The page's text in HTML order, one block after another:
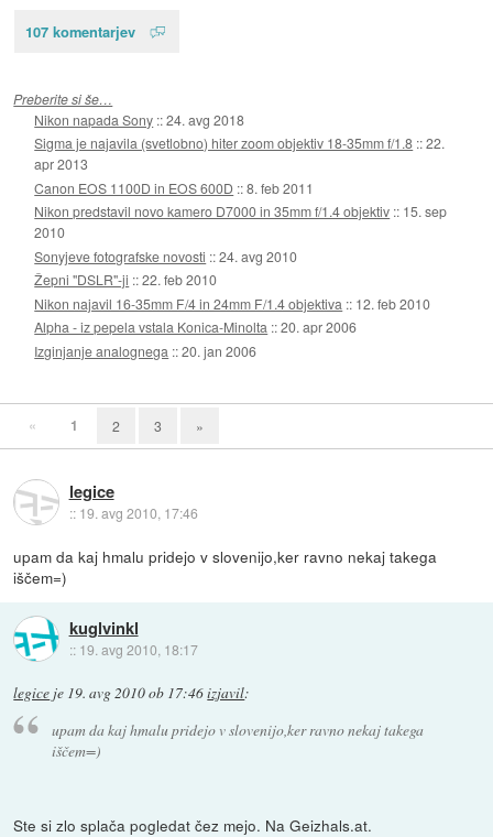
107 komentarjev
Preberite si še…
Nikon napada Sony ::24. avg 2018
Sigma je najavila (svetlobno) hiter zoom objektiv 18-35mm f/1.8 ::22.
apr 2013
Canon EOS 1100D in EOS 600D ::8. feb 2011
Nikon predstavil novo kamero D7000 in 35mm f/1.4 objektiv :: 15. sep
2010
Sonyjeve fotografske novosti ::24. avg 2010
Žepni "DSLR"-ji ::22. feb 2010
Nikon najavil 16-35mm F/4 in 24mm F/1.4 objektiva :: 12. feb 2010
Alpha - iz pepela vstala Konica-Minolta ::20. apr 2006
Izginjanje analognega ::20. jan 2006
« 1 2 3 »
legice
:: 19. avg 2010, 17:46
upam da kaj hmalu pridejo v slovenijo,ker ravno nekaj takega
iščem=)
kuglvinkl
:: 19. avg 2010, 18:17
legice je 19. avg 2010 ob 17:46izjavil:
upam da kaj hmalu pridejo v slovenijo,ker ravno nekaj takega
iščem=)
Ste si zlo splača pogledat čez mejo. Na Geizhals.at.